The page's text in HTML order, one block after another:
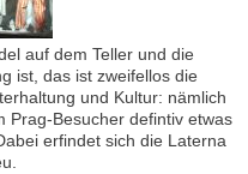
auf dem Teller und die
ist, das ist zweifellos die
und Kultur: nämlich
Prag-Besucher defintiv etwas
erfindet sich die Laterna